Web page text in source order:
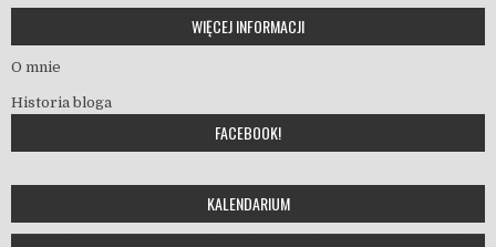
WIĘCEJ INFORMACJI
O mnie
Historia bloga
FACEBOOK!
KALENDARIUM